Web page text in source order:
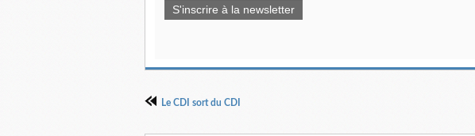
S'inscrire à la newsletter
Le CDI sort du CDI